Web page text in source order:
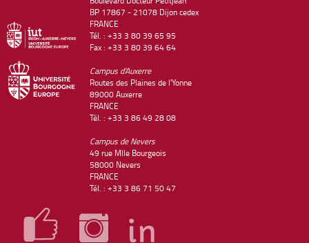
BP 17867 - 21078 Dijon cedex
FRANCE
Tél. : +33 3 80 39 65 95
Fax : +33 3 80 39 64 64
Campus d'Auxerre
Routes des Plaines de l'Yonne
89000 Auxerre
FRANCE
Tél. : +33 3 86 49 28 08
Campus de Nevers
49 rue Mlle Bourgeois
58000 Nevers
FRANCE
Tél. : +33 3 86 71 50 47